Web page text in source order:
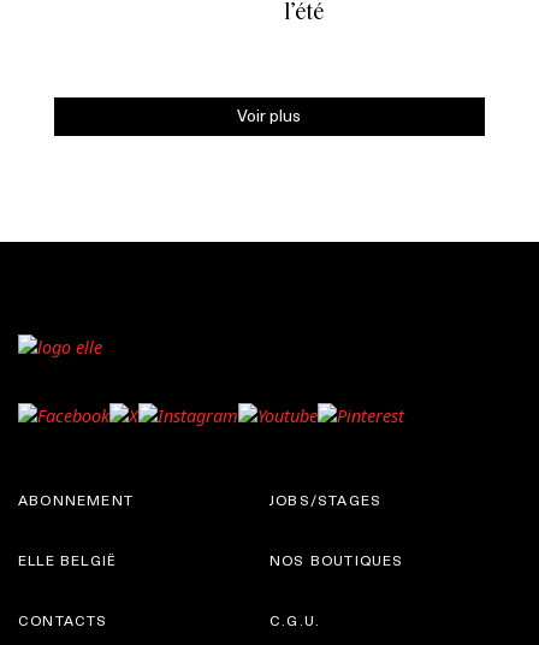
l’été
Voir plus
ABONNEMENT
ELLE BELGIË
JOBS/STAGES
NOS BOUTIQUES
CONTACTS C.G.U.